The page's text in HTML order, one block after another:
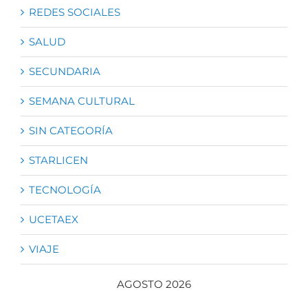
REDES SOCIALES
SALUD
SECUNDARIA
SEMANA CULTURAL
SIN CATEGORÍA
STARLICEN
TECNOLOGÍA
UCETAEX
VIAJE
AGOSTO 2026